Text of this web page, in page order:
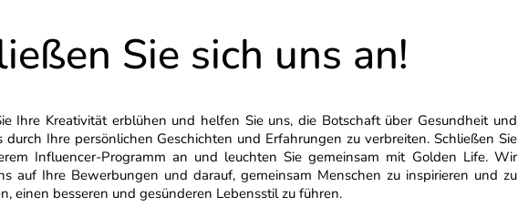
Sie sich uns an!
Ihre Kreativität erblühen und helfen Sie uns, die Botschaft über Gesundheit und
durch Ihre persönlichen Geschichten und Erfahrungen zu verbreiten. Schließen Sie
Influencer-Programm an und leuchten Sie gemeinsam mit Golden Life. Wir
auf Ihre Bewerbungen und darauf, gemeinsam Menschen zu inspirieren und zu
einen besseren und gesünderen Lebensstil zu führen.